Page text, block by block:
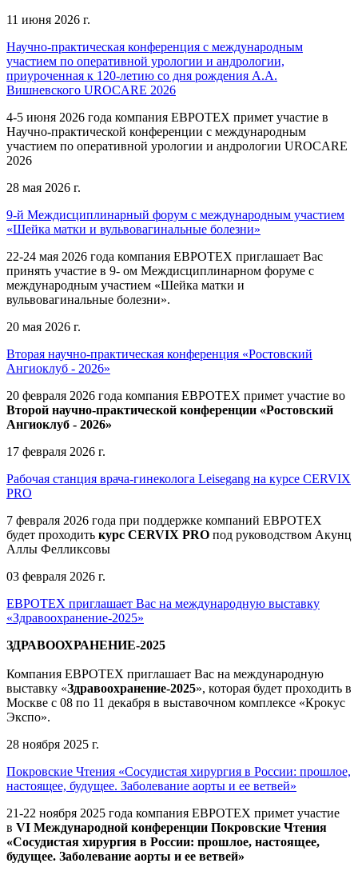
11 июня 2026 г.
Научно-практическая конференция с международным
участием по оперативной урологии и андрологии,
приуроченная к 120-летию со дня рождения А.А.
Вишневского UROCARE 2026
4-5 июня 2026 года компания ЕВРОТЕХ примет участие в
Научно-практической конференции с международным
участием по оперативной урологии и андрологии UROCARE
2026
28 мая 2026 г.
9-й Междисциплинарный форум с международным участием
«Шейка матки и вульвовагинальные болезни»
22-24 мая 2026 года компания ЕВРОТЕХ приглашает Вас
принять участие в 9- ом Междисциплинарном форуме с
международным участием «Шейка матки и
вульвовагинальные болезни».
20 мая 2026 г.
Вторая научно-практическая конференция «Ростовский
Ангиоклуб - 2026»
20 февраля 2026 года компания ЕВРОТЕХ примет участие во
Второй научно-практической конференции «Ростовский
Ангиоклуб - 2026»
17 февраля 2026 г.
Рабочая станция врача-гинеколога Leisegang на курсе CERVIX
PRO
7 февраля 2026 года при поддержке компаний ЕВРОТЕХ
будет проходить курс CERVIX PRO под руководством Акунц
Аллы Фелликсовы
03 февраля 2026 г.
ЕВРОТЕХ приглашает Вас на международную выставку
«Здравоохранение-2025»
ЗДРАВООХРАНЕНИЕ-2025
Компания ЕВРОТЕХ приглашает Вас на международную
выставку «Здравоохранение-2025», которая будет проходить в
Москве с 08 по 11 декабря в выставочном комплексе «Крокус
Экспо».
28 ноября 2025 г.
Покровские Чтения «Сосудистая хирургия в России: прошлое,
настоящее, будущее. Заболевание аорты и ее ветвей»
21-22 ноября 2025 года компания ЕВРОТЕХ примет участие
в VI Международной конференции Покровские Чтения
«Сосудистая хирургия в России: прошлое, настоящее,
будущее. Заболевание аорты и ее ветвей»